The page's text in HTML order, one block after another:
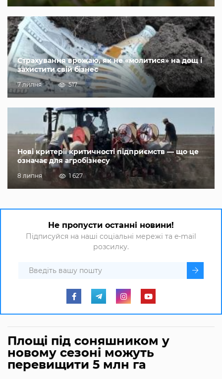
Страхування врожаю, як не «молитися» на дощ і
захистити свій бізнес
7 липня 517
Нові критерії критичності підприємств — що це
означає для агробізнесу
8 липня 1 627
Не пропусти останні новини!
Підписуйся на наші соціальні мережі та e-mail
розсилку.
Площі під соняшником у
новому сезоні можуть
перевищити 5 млн га